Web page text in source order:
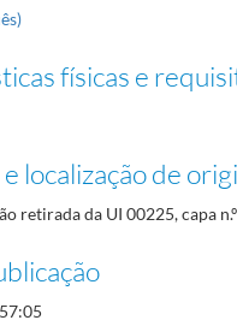
físicas e
localização de
retirada da UI 00225, capa